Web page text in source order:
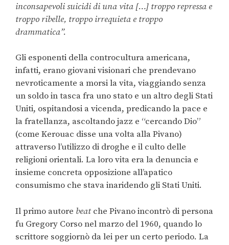
inconsapevoli suicidi di una vita […] troppo repressa e
troppo ribelle, troppo irrequieta e troppo
drammatica”.
Gli esponenti della controcultura americana,
infatti, erano giovani visionari che prendevano
nevroticamente a morsi la vita, viaggiando senza
un soldo in tasca fra uno stato e un altro degli Stati
Uniti, ospitandosi a vicenda, predicando la pace e
la fratellanza, ascoltando jazz e “cercando Dio”
(come Kerouac disse una volta alla Pivano)
attraverso l’utilizzo di droghe e il culto delle
religioni orientali. La loro vita era la denuncia e
insieme concreta opposizione all’apatico
consumismo che stava inaridendo gli Stati Uniti.
Il primo autore beatche Pivano incontrò di persona
fu Gregory Corso nel marzo del 1960, quando lo
scrittore soggiornò da lei per un certo periodo. La